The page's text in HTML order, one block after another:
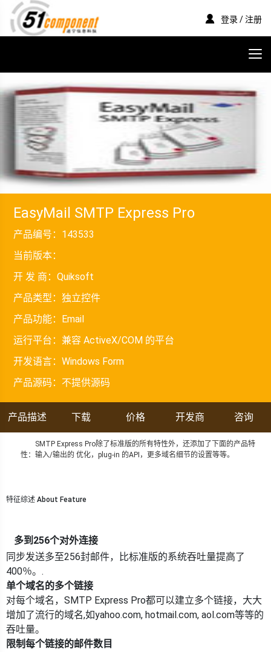
登录 / 注册
EasyMail SMTP Express Pro
产品编号： 143533
当前版本：
开 发 商：Quiksoft
产品类型：独立控件
产品功能： Email
运行平台：兼容 ActiveX/COM 的平台
开发语言：Windows Form
产品源码： 不提供源码
产品描述 下载 价格 开发商 咨询
SMTP Express Pro除了标准版的所有特性外，还添加了下面的产品特
性：输入/输出的 优化，plug-in 的API，更多域名细节的设置等等。
特征综述 About Feature
多到256个对外连接
同步发送多至256封邮件，比标准版的系统吞吐量提高了
400％。.
单个域名的多个链接
对每个域名，SMTP Express Pro都可以建立多个链接，大大
增加了流行的域名,如yahoo.com, hotmail.com, aol.com等等的
吞吐量。
限制每个链接的邮件数目